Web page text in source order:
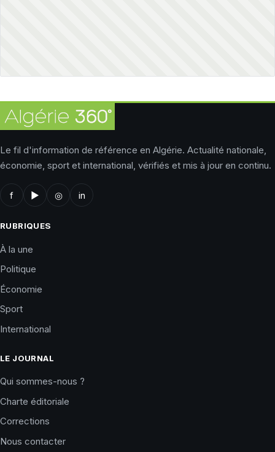
Le fil d'information de référence en Algérie. Actualité nationale,
économie, sport et international, vérifiés et mis à jour en continu.
f ▶ ◎ in
RUBRIQUES
À la une
Politique
Économie
Sport
International
LE JOURNAL
Qui sommes-nous ?
Charte éditoriale
Corrections
Nous contacter